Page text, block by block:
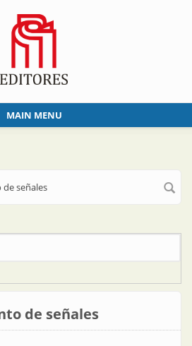
MAIN MENU
señales
de señales